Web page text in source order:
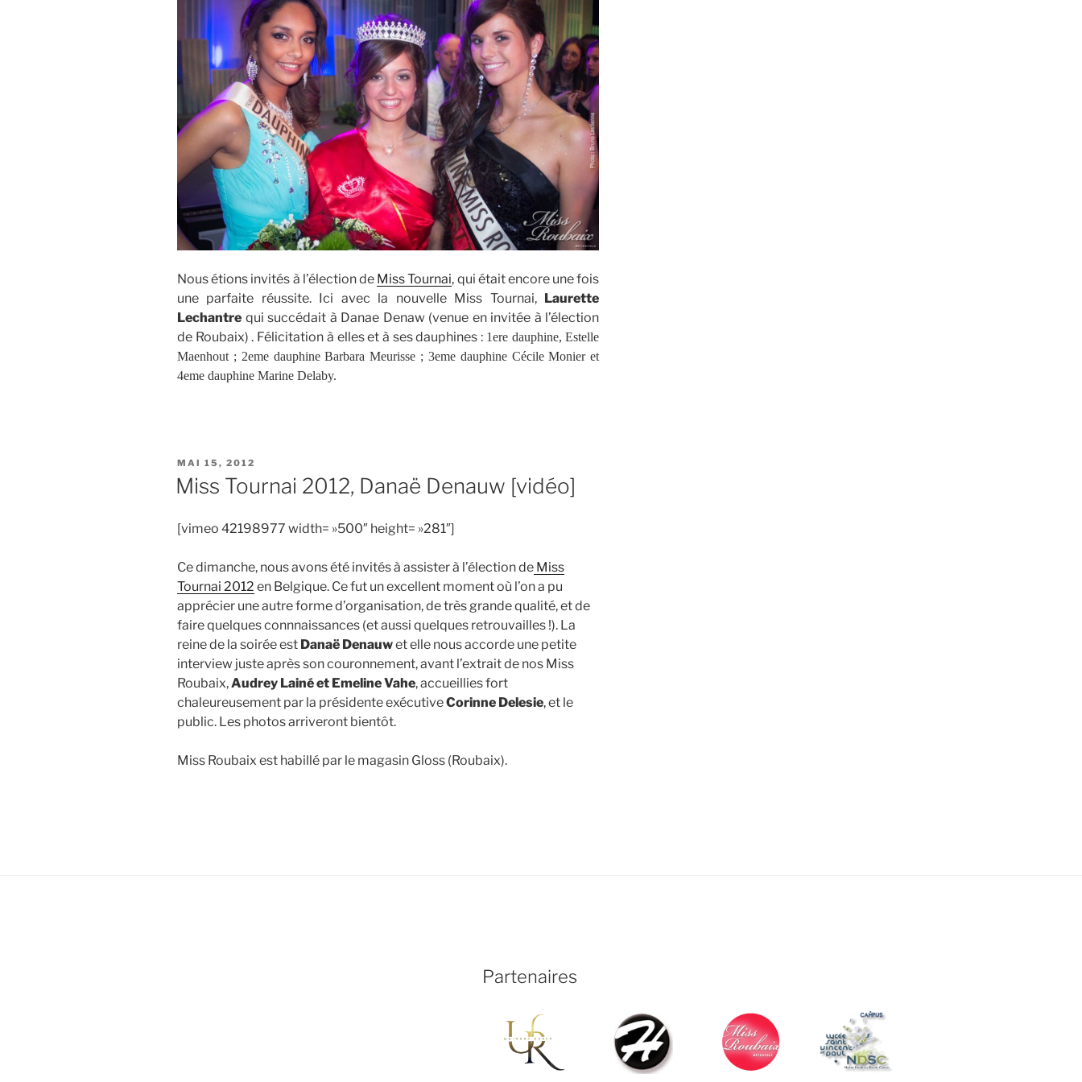
Nous étions invités à l’élection de Miss Tournai, qui était encore une fois
une parfaite réussite. Ici avec la nouvelle Miss Tournai, Laurette
Lechantre qui succédait à Danae Denaw (venue en invitée à l’élection
de Roubaix) . Félicitation à elles et à ses dauphines : 1ere dauphine, Estelle
Maenhout ; 2eme dauphine Barbara Meurisse ; 3eme dauphine Cécile Monier et
4eme dauphine Marine Delaby.
PUBLIÉ
LE
MAI 15, 2012
Miss Tournai 2012, Danaë Denauw [vidéo]
[vimeo 42198977 width= »500″ height= »281″]
Ce dimanche, nous avons été invités à assister à l’élection de Miss
Tournai 2012 en Belgique. Ce fut un excellent moment où l’on a pu
apprécier une autre forme d’organisation, de très grande qualité, et de
faire quelques connnaissances (et aussi quelques retrouvailles !). La
reine de la soirée est Danaë Denauwet elle nous accorde une petite
interview juste après son couronnement, avant l’extrait de nos Miss
Roubaix,Audrey Lainé et Emeline Vahe, accueillies fort
chaleureusement par la présidente exécutiveCorinne Delesie, et le
public. Les photos arriveront bientôt.
Miss Roubaix est habillé par le magasin Gloss (Roubaix).
Partenaires